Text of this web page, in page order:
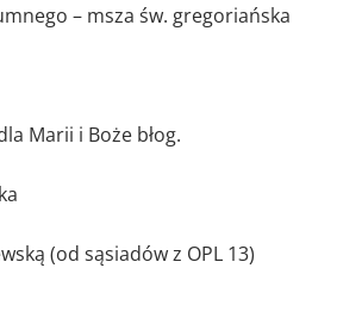
– msza św. gregoriańska
Marii i Boże błog.
(od sąsiadów z OPL 13)